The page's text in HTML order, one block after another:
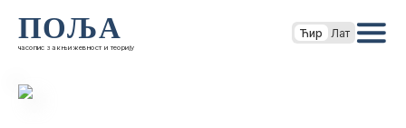
ПОЉА
часопис за књижевност и теорију
Ћир Лат